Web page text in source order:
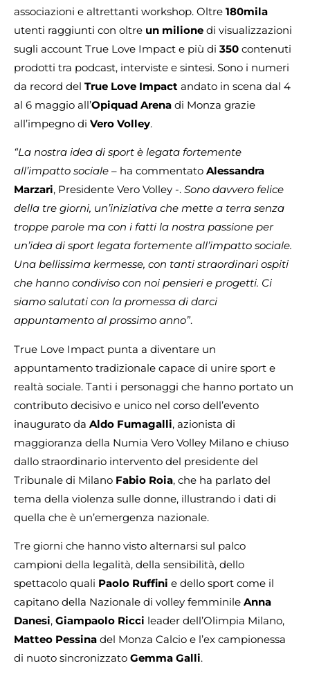
associazioni e altrettanti workshop. Oltre 180mila
utenti raggiunti con oltre un milione di visualizzazioni
sugli account True Love Impact e più di 350 contenuti
prodotti tra podcast, interviste e sintesi. Sono i numeri
da record del True Love Impact andato in scena dal 4
al 6 maggio all’Opiquad Arena di Monza grazie
all’impegno di Vero Volley.
“La nostra idea di sport è legata fortemente
all’impatto sociale – ha commentato Alessandra
Marzari, Presidente Vero Volley -. Sono davvero felice
della tre giorni, un’iniziativa che mette a terra senza
troppe parole ma con i fatti la nostra passione per
un’idea di sport legata fortemente all’impatto sociale.
Una bellissima kermesse, con tanti straordinari ospiti
che hanno condiviso con noi pensieri e progetti. Ci
siamo salutati con la promessa di darci
appuntamento al prossimo anno”.
True Love Impact punta a diventare un
appuntamento tradizionale capace di unire sport e
realtà sociale. Tanti i personaggi che hanno portato un
contributo decisivo e unico nel corso dell’evento
inaugurato da Aldo Fumagalli, azionista di
maggioranza della Numia Vero Volley Milano e chiuso
dallo straordinario intervento del presidente del
Tribunale di Milano Fabio Roia, che ha parlato del
tema della violenza sulle donne, illustrando i dati di
quella che è un’emergenza nazionale.
Tre giorni che hanno visto alternarsi sul palco
campioni della legalità, della sensibilità, dello
spettacolo quali Paolo Ruffini e dello sport come il
capitano della Nazionale di volley femminile Anna
Danesi, Giampaolo Ricci leader dell’Olimpia Milano,
Matteo Pessina del Monza Calcio e l’ex campionessa
di nuoto sincronizzato Gemma Galli.